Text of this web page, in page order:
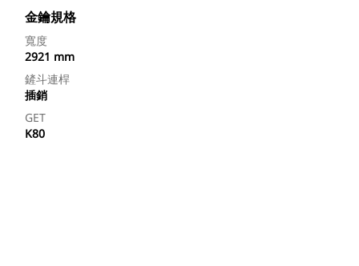
金鑰規格
寬度
2921 mm
鏟斗連桿
插銷
GET
K80